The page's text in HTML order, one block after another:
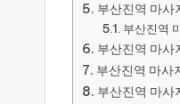
부산진역 마사
부산진역
부산진역 마사
부산진역 마사
부산진역 마사